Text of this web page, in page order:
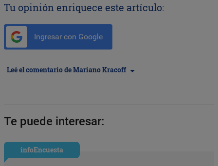
Tu opinión enriquece este artículo:
Ingresar con Google
Leé el comentario de Mariano Kracoff
Te puede interesar:
infoEncuesta